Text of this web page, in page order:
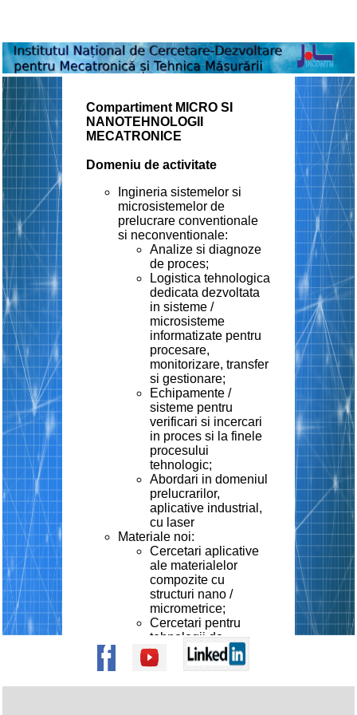
Compartiment MICRO SI
NANOTEHNOLOGII
MECATRONICE
Domeniu de activitate
Ingineria sistemelor si
microsistemelor de
prelucrare conventionale
si neconventionale:
Analize si diagnoze
de proces;
Logistica tehnologica
dedicata dezvoltata
in sisteme /
microsisteme
informatizate pentru
procesare,
monitorizare, transfer
si gestionare;
Echipamente /
sisteme pentru
verificari si incercari
in proces si la finele
procesului
tehnologic;
Abordari in domeniul
prelucrarilor,
aplicative industrial,
cu laser
Materiale noi:
Cercetari aplicative
ale materialelor
compozite cu
structuri nano /
micrometrice;
Cercetari pentru
tehnologii de
procesare si utilizare
de noi materiale cu